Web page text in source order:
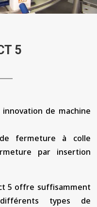
5
de machine
fermeture à colle
par insertion
5 offre suffisamment
types de